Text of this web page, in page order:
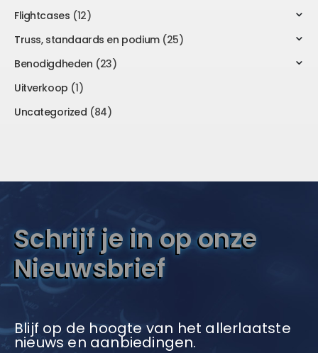
Flightcases (12)
Truss, standaards en podium (25)
Benodigdheden (23)
Uitverkoop (1)
Uncategorized (84)
Schrijf je in op onze
Nieuwsbrief
Blijf op de hoogte van het allerlaatste
nieuws en aanbiedingen.